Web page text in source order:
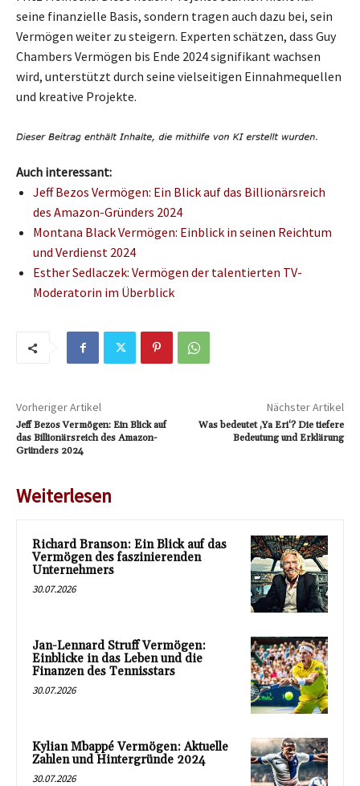
seine finanzielle Basis, sondern tragen auch dazu bei, sein
Vermögen weiter zu steigern. Experten schätzen, dass Guy
Chambers Vermögen bis Ende 2024 signifikant wachsen
wird, unterstützt durch seine vielseitigen Einnahmequellen
und kreative Projekte.
Auch interessant:
Jeff Bezos Vermögen: Ein Blick auf das Billionärsreich
des Amazon-Gründers 2024
Montana Black Vermögen: Einblick in seinen Reichtum
und Verdienst 2024
Esther Sedlaczek: Vermögen der talentierten TV-
Moderatorin im Überblick
Vorheriger Artikel
Jeff Bezos Vermögen: Ein Blick auf
das Billionärsreich des Amazon-
Gründers 2024
Nächster Artikel
Was bedeutet ‚Ya Eri‘? Die tiefere
Bedeutung und Erklärung
Weiterlesen
Richard Branson: Ein Blick auf das
Vermögen des faszinierenden
Unternehmers
30.07.2026
Jan-Lennard Struff Vermögen:
Einblicke in das Leben und die
Finanzen des Tennisstars
30.07.2026
Kylian Mbappé Vermögen: Aktuelle
Zahlen und Hintergründe 2024
30.07.2026